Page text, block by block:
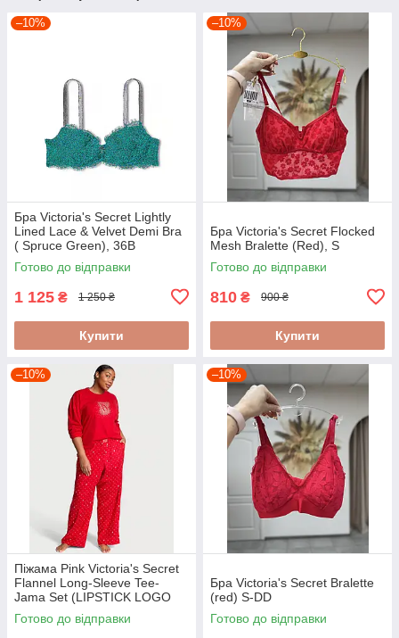
–10%
Бра Victoria's Secret Lightly
Lined Lace & Velvet Demi Bra
( Spruce Green), 36B
Готово до відправки
1 125 ₴ 1 250 ₴
Купити
–10%
Бра Victoria's Secret Flocked
Mesh Bralette (Red), S
Готово до відправки
810 ₴ 900 ₴
Купити
–10%
Піжама Pink Victoria's Secret
Flannel Long-Sleeve Tee-
Jama Set (LIPSTICK LOGO
DOTS), S
Готово до відправки
–10%
Бра Victoria's Secret Bralette
(red) S-DD
Готово до відправки